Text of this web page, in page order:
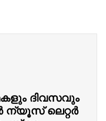
ദിവസവും
ന്യൂസ് ലെറ്റർ